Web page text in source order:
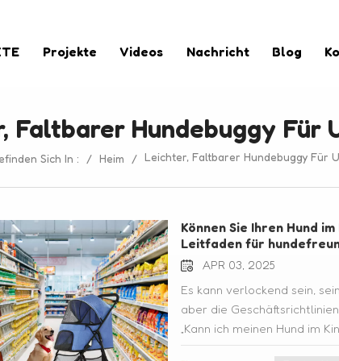
Projekte Videos Nachricht Blog
Faltbarer Hundebuggy Für
Sich In : / Heim / Leichter, Faltbarer Hundebuggy Für
Können Sie Ihren Hund
Leitfaden für
APR 03, 2025
Es kann verlockend sein,
aber die
„Kann ich meinen Hund im
Einzelhändler Haustiere